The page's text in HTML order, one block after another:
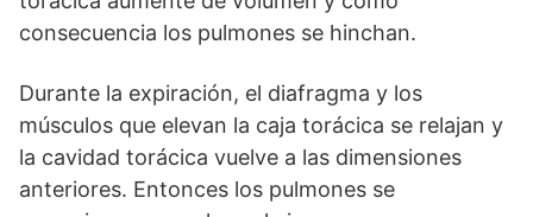
consecuencia los pulmones se hinchan.
Durante la expiración, el diafragma y los
músculos que elevan la caja torácica se relajan y
la cavidad torácica vuelve a las dimensiones
anteriores. Entonces los pulmones se